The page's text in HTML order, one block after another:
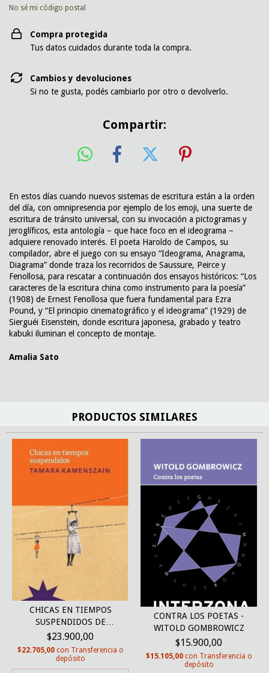
No sé mi código postal
Compra protegida
Tus datos cuidados durante toda la compra.
Cambios y devoluciones
Si no te gusta, podés cambiarlo por otro o devolverlo.
Compartir:
En estos días cuando nuevos sistemas de escritura están a la orden
del día, con omnipresencia por ejemplo de los emoji, una suerte de
escritura de tránsito universal, con su invocación a pictogramas y
jeroglíficos, esta antología – que hace foco en el ideograma –
adquiere renovado interés. El poeta Haroldo de Campos, su
compilador, abre el juego con su ensayo “Ideograma, Anagrama,
Diagrama” donde traza los recorridos de Saussure, Peirce y
Fenollosa, para rescatar a continuación dos ensayos históricos: “Los
caracteres de la escritura china como instrumento para la poesía”
(1908) de Ernest Fenollosa que fuera fundamental para Ezra
Pound, y “El principio cinematográfico y el ideograma” (1929) de
Sierguéi Eisenstein, donde escritura japonesa, grabado y teatro
kabuki iluminan el concepto de montaje.
Amalia Sato
PRODUCTOS SIMILARES
CHICAS EN TIEMPOS
SUSPENDIDOS DE
TAMARA...
$23.900,00
$22.705,00 con Transferencia o
depósito
CONTRA LOS POETAS -
WITOLD GOMBROWICZ
$15.900,00
$15.105,00 con Transferencia o
depósito